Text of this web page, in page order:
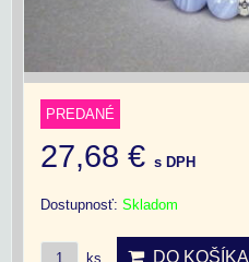
PREDANÉ
27,68 € s DPH
Dostupnosť: Skladom
ks DO KOŠÍKA